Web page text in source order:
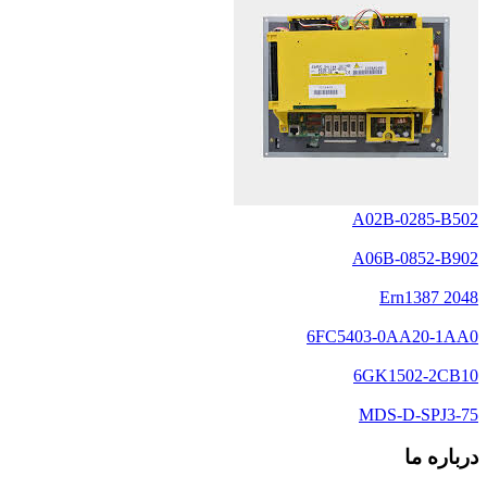
A02B-0285-B502
A06B-0852-B902
Ern1387 2048
6FC5403-0AA20-1AA0
6GK1502-2CB10
MDS-D-SPJ3-75
درباره ما